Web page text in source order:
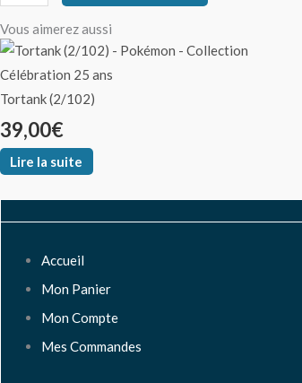
Vous aimerez aussi
Tortank (2/102)
39,00€
Lire la suite
Accueil
Mon Panier
Mon Compte
Mes Commandes